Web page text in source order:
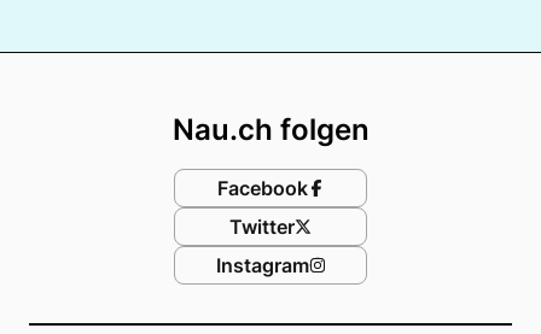
Nau.ch folgen
Facebook
Twitter
Instagram